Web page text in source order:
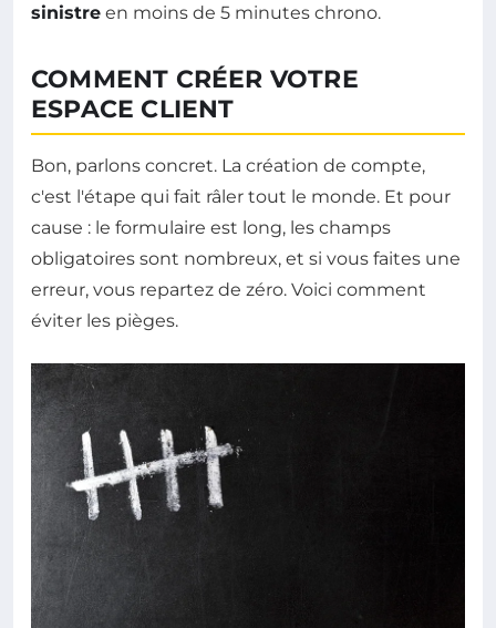
sinistre en moins de 5 minutes chrono.
COMMENT CRÉER VOTRE
ESPACE CLIENT
Bon, parlons concret. La création de compte,
c'est l'étape qui fait râler tout le monde. Et pour
cause : le formulaire est long, les champs
obligatoires sont nombreux, et si vous faites une
erreur, vous repartez de zéro. Voici comment
éviter les pièges.